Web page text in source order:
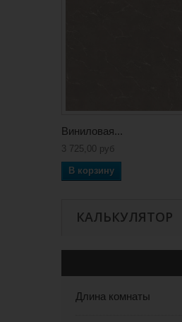
Виниловая...
3 725,00 руб
В корзину
КАЛЬКУЛЯТОР
Длина комнаты